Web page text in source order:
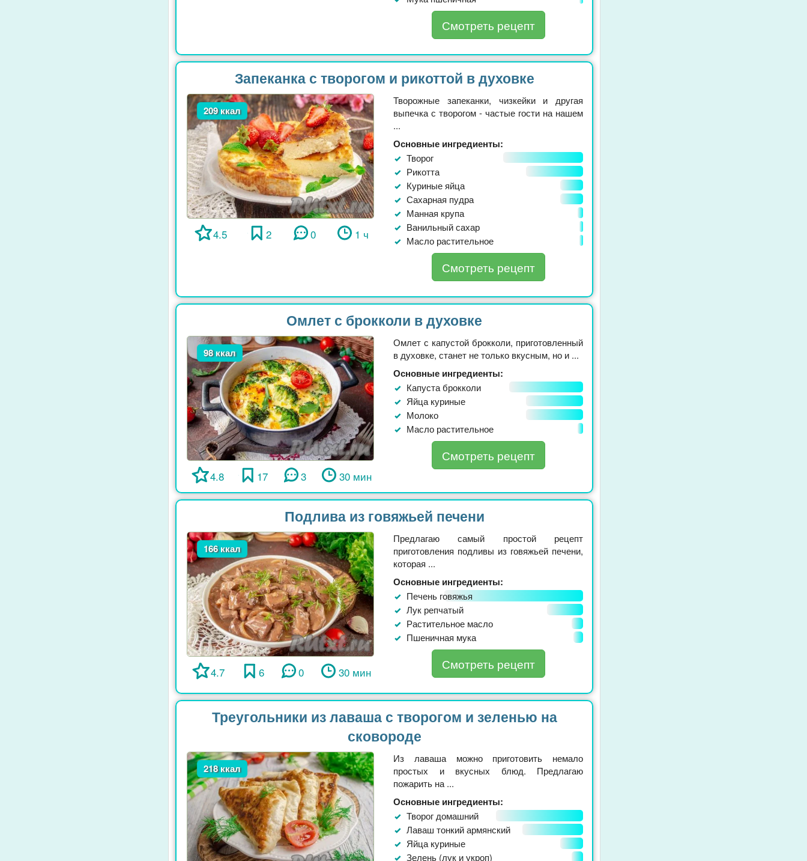
Смотреть рецепт
Запеканка с творогом и рикоттой в духовке
209 ккал
4.5 2 0 1 ч
Творожные запеканки, чизкейки и другая
выпечка с творогом - частые гости на нашем
...
Основные ингредиенты:
Творог
Рикотта
Куриные яйца
Сахарная пудра
Манная крупа
Ванильный сахар
Масло растительное
Смотреть рецепт
Омлет с брокколи в духовке
98 ккал
4.8 17 3 30 мин
Омлет с капустой брокколи, приготовленный
в духовке, станет не только вкусным, но и ...
Основные ингредиенты:
Капуста брокколи
Яйца куриные
Молоко
Масло растительное
Смотреть рецепт
Подлива из говяжьей печени
166 ккал
4.7 6 0 30 мин
Предлагаю самый простой рецепт
приготовления подливы из говяжьей печени,
которая ...
Основные ингредиенты:
Печень говяжья
Лук репчатый
Растительное масло
Пшеничная мука
Смотреть рецепт
Треугольники из лаваша с творогом и зеленью на
сковороде
218 ккал
Из лаваша можно приготовить немало
простых и вкусных блюд. Предлагаю
пожарить на ...
Основные ингредиенты:
Творог домашний
Лаваш тонкий армянский
Яйца куриные
Зелень (лук и укроп)